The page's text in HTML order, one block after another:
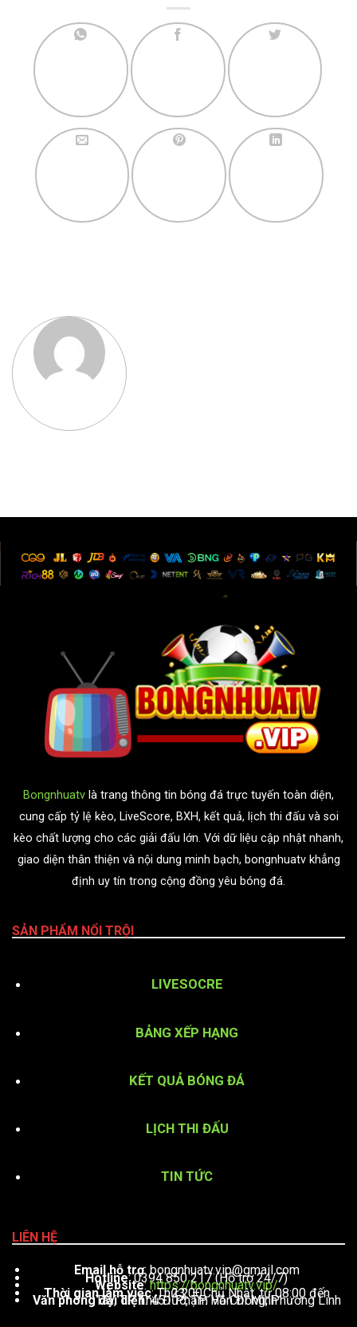
Bongnhuatv là trang thông tin bóng đá trực tuyến toàn diện,
cung cấp tỷ lệ kèo, LiveScore, BXH, kết quả, lịch thi đấu và soi
kèo chất lượng cho các giải đấu lớn. Với dữ liệu cập nhật nhanh,
giao diện thân thiện và nội dung minh bạch, bongnhuatv khẳng
định uy tín trong cộng đồng yêu bóng đá.
SẢN PHẨM NỔI TRỘI
LIVESOCRE
BẢNG XẾP HẠNG
KẾT QUẢ BÓNG ĐÁ
LỊCH THI ĐẤU
TIN TỨC
LIÊN HỆ
Email hỗ trợ:bongnhuatv.vip@gmail.com
Hotline: 0394 850 217 (Hỗ trợ 24/7)
Website:https://bongnhuatv.vip/
Thời gian làm việc : Thứ 2 – Chủ Nhật, từ 08:00 đến 23:00
Văn phòng đại diện: 451 Phạm Văn Đồng, Phường Linh Tây, TP. Thủ Đức, TP. Hồ Chí Minh